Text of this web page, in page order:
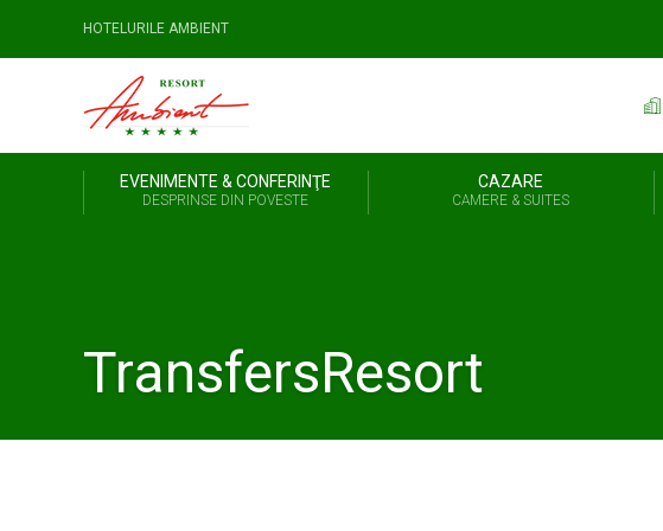
HOTELURILE AMBIENT
EVENIMENTE & CONFERINŢE
DESPRINSE DIN POVESTE
CAZARE
CAMERE & SUITES
TransfersResort